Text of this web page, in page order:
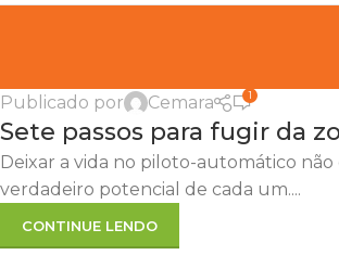
Publicado por
Cemara 1
Sete passos para fugir da
Deixar a vida no piloto-automático
verdadeiro potencial de cada um....
CONTINUE LENDO